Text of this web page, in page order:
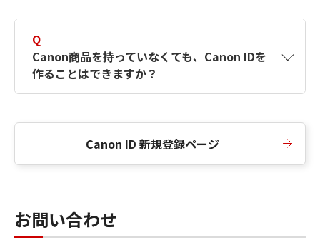
Q
Canon商品を持っていなくても、Canon IDを
作ることはできますか？
Canon ID 新規登録ページ
お問い合わせ